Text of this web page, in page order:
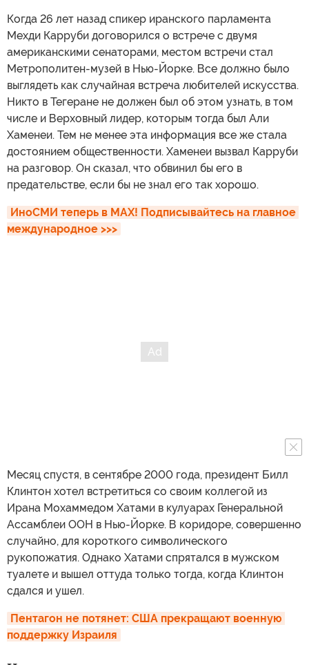
Когда 26 лет назад спикер иранского парламента
Мехди Карруби договорился о встрече с двумя
американскими сенаторами, местом встречи стал
Метрополитен-музей в Нью-Йорке. Все должно было
выглядеть как случайная встреча любителей искусства.
Никто в Тегеране не должен был об этом узнать, в том
числе и Верховный лидер, которым тогда был Али
Хаменеи. Тем не менее эта информация все же стала
достоянием общественности. Хаменеи вызвал Карруби
на разговор. Он сказал, что обвинил бы его в
предательстве, если бы не знал его так хорошо.
ИноСМИ теперь в MAX! Подписывайтесь на главное
международное >>>
Месяц спустя, в сентябре 2000 года, президент Билл
Клинтон хотел встретиться со своим коллегой из
Ирана Мохаммедом Хатами в кулуарах Генеральной
Ассамблеи ООН в Нью-Йорке. В коридоре, совершенно
случайно, для короткого символического
рукопожатия. Однако Хатами спрятался в мужском
туалете и вышел оттуда только тогда, когда Клинтон
сдался и ушел.
Пентагон не потянет: США прекращают военную
поддержку Израиля